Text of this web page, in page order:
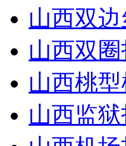
山西双
山西双圈
山西桃
山西监狱